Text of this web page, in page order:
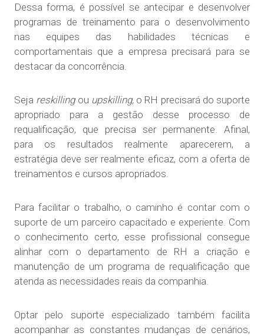
Dessa forma, é possível se antecipar e desenvolver
programas de treinamento para o desenvolvimento
nas equipes das habilidades técnicas e
comportamentais que a empresa precisará para se
destacar da concorrência.
Seja reskillingou upskilling, o RH precisará do suporte
apropriado para a gestão desse processo de
requalificação, que precisa ser permanente. Afinal,
para os resultados realmente aparecerem, a
estratégia deve ser realmente eficaz, com a oferta de
treinamentos e cursos apropriados.
Para facilitar o trabalho, o caminho é contar com o
suporte de um parceiro capacitado e experiente. Com
o conhecimento certo, esse profissional consegue
alinhar com o departamento de RH a criação e
manutenção de um programa de requalificação que
atenda as necessidades reais da companhia.
Optar pelo suporte especializado também facilita
acompanhar as constantes mudanças de cenários,